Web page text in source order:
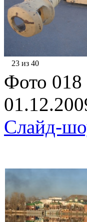
23 из 40
Фото 018
Слайд-